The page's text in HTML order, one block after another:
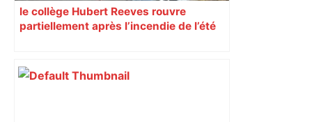
le collège Hubert Reeves rouvre
partiellement après l’incendie de l’été